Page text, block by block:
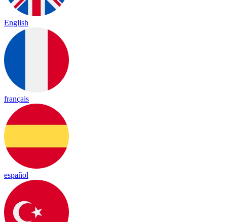
English
français
español